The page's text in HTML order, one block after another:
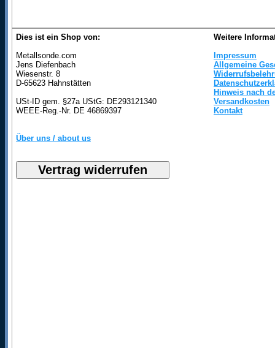
Dies ist ein Shop von:
Metallsonde.com
Jens Diefenbach
Wiesenstr. 8
D-65623 Hahnstätten
USt-ID gem. §27a UStG: DE293121340
WEEE-Reg.-Nr. DE 46869397
Über uns / about us
Weitere
Impressum
Allgemeine
Hinweis nach
Versandkosten
Kontakt